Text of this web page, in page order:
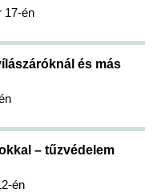
17-én
és más
– tűzvédelem
én